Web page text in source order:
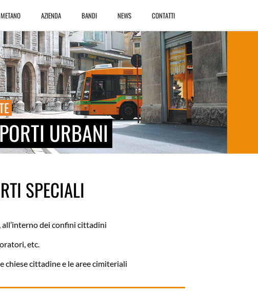
METANO AZIENDA BANDI NEWS CONTATTI
URBANI
SPECIALI
dei confini cittadini
etc.
chiese cittadine e le aree cimiteriali